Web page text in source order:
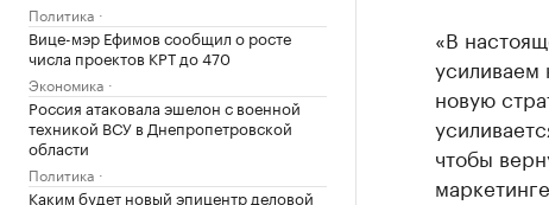
Политика
Вице-мэр Ефимов сообщил о росте
числа проектов КРТ до 470
Экономика
Россия атаковала эшелон с военной
техникой ВСУ в Днепропетровской
области
Политика
Каким будет новый эпицентр деловой
«В
усиливаем
новую
чтобы